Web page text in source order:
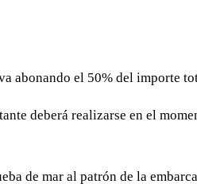
abonando el 50% del importe
deberá realizarse en el
de mar al patrón de la